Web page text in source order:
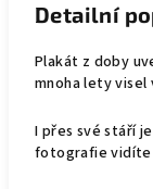
Detailní
Plakát z doby
mnoha lety visel
I přes své stáří
fotografie vidíte